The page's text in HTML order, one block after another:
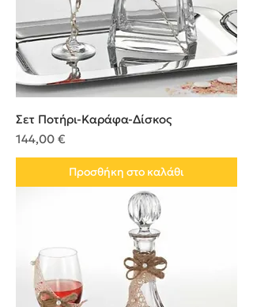
Σετ Ποτήρι-Καράφα-Δίσκος
Τιμή
144,00 €
Προσθήκη στο καλάθι